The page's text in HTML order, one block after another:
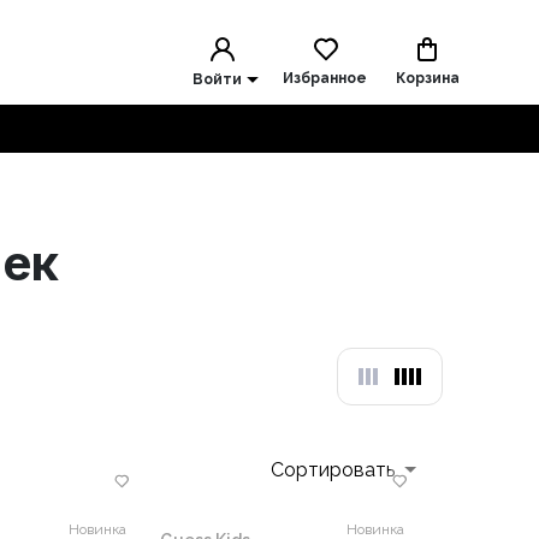
Войти Избранное Корзина
Сортировать
Новинка Новинка